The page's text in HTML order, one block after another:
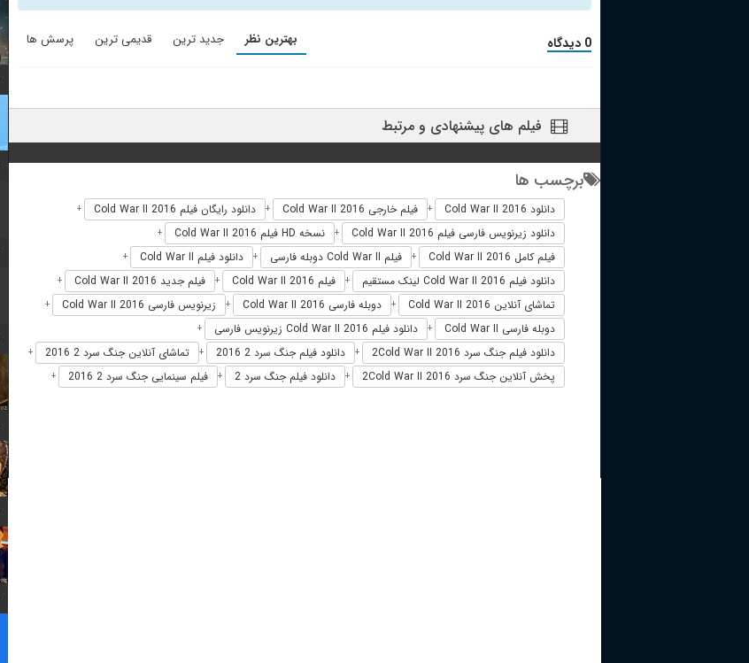
0 دیدگاه بهترین نظر جدید ترین قدیمی ترین پرسش ها
فیلم های پیشنهادی و مرتبط
برچسب ها
دانلود Cold War II 2016 + فیلم خارجی Cold War II 2016 + دانلود رایگان فیلم Cold War II 2016 +
دانلود زیرنویس فارسی فیلم Cold War II 2016 + نسخه HD فیلم Cold War II 2016 +
فیلم کامل Cold War II 2016 + فیلم Cold War II دوبله فارسی + دانلود فیلم Cold War II +
دانلود فیلم Cold War II 2016 لینک مستقیم + فیلم Cold War II 2016 + فیلم جدید Cold War II 2016 +
تماشای آنلاین Cold War II 2016 + دوبله فارسی Cold War II 2016 + زیرنویس فارسی Cold War II 2016 +
دوبله فارسی Cold War II + دانلود فیلم Cold War II 2016 زیرنویس فارسی +
دانلود فیلم جنگ سرد 2Cold War II 2016 + دانلود فیلم جنگ سرد 2 2016 + تماشای آنلاین جنگ سرد 2 2016 +
پخش آنلاین جنگ سرد 2Cold War II 2016 + دانلود فیلم جنگ سرد 2 + فیلم سینمایی جنگ سرد 2 2016 +